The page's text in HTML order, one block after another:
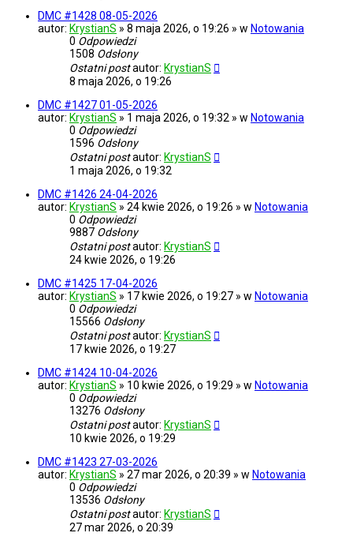
DMC #1428 08-05-2026
autor: KrystianS » 8 maja 2026, o 19:26 » w Notowania
0 Odpowiedzi
1508 Odsłony
Ostatni postautor: KrystianS
8 maja 2026, o 19:26
DMC #1427 01-05-2026
autor: KrystianS » 1 maja 2026, o 19:32 » w Notowania
0 Odpowiedzi
1596 Odsłony
Ostatni postautor: KrystianS
1 maja 2026, o 19:32
DMC #1426 24-04-2026
autor: KrystianS » 24 kwie 2026, o 19:26 » w Notowania
0 Odpowiedzi
9887 Odsłony
Ostatni postautor: KrystianS
24 kwie 2026, o 19:26
DMC #1425 17-04-2026
autor: KrystianS » 17 kwie 2026, o 19:27 » w Notowania
0 Odpowiedzi
15566 Odsłony
Ostatni postautor: KrystianS
17 kwie 2026, o 19:27
DMC #1424 10-04-2026
autor: KrystianS » 10 kwie 2026, o 19:29 » w Notowania
0 Odpowiedzi
13276 Odsłony
Ostatni postautor: KrystianS
10 kwie 2026, o 19:29
DMC #1423 27-03-2026
autor: KrystianS » 27 mar 2026, o 20:39 » w Notowania
0 Odpowiedzi
13536 Odsłony
Ostatni postautor: KrystianS
27 mar 2026, o 20:39